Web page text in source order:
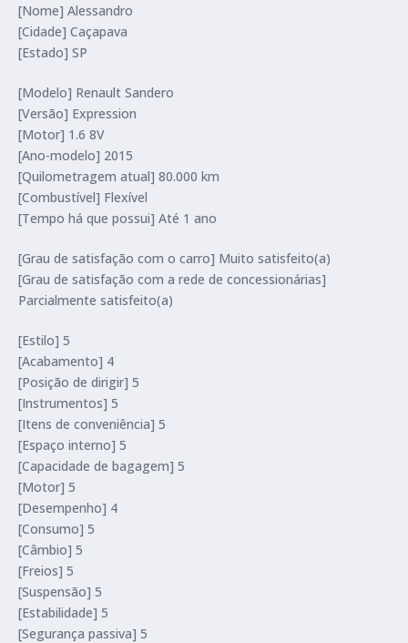
[Nome] Alessandro
[Cidade] Caçapava
[Estado] SP
[Modelo] Renault Sandero
[Versão] Expression
[Motor] 1.6 8V
[Ano-modelo] 2015
[Quilometragem atual] 80.000 km
[Combustível] Flexível
[Tempo há que possui] Até 1 ano
[Grau de satisfação com o carro] Muito satisfeito(a)
[Grau de satisfação com a rede de concessionárias]
Parcialmente satisfeito(a)
[Estilo] 5
[Acabamento] 4
[Posição de dirigir] 5
[Instrumentos] 5
[Itens de conveniência] 5
[Espaço interno] 5
[Capacidade de bagagem] 5
[Motor] 5
[Desempenho] 4
[Consumo] 5
[Câmbio] 5
[Freios] 5
[Suspensão] 5
[Estabilidade] 5
[Segurança passiva] 5